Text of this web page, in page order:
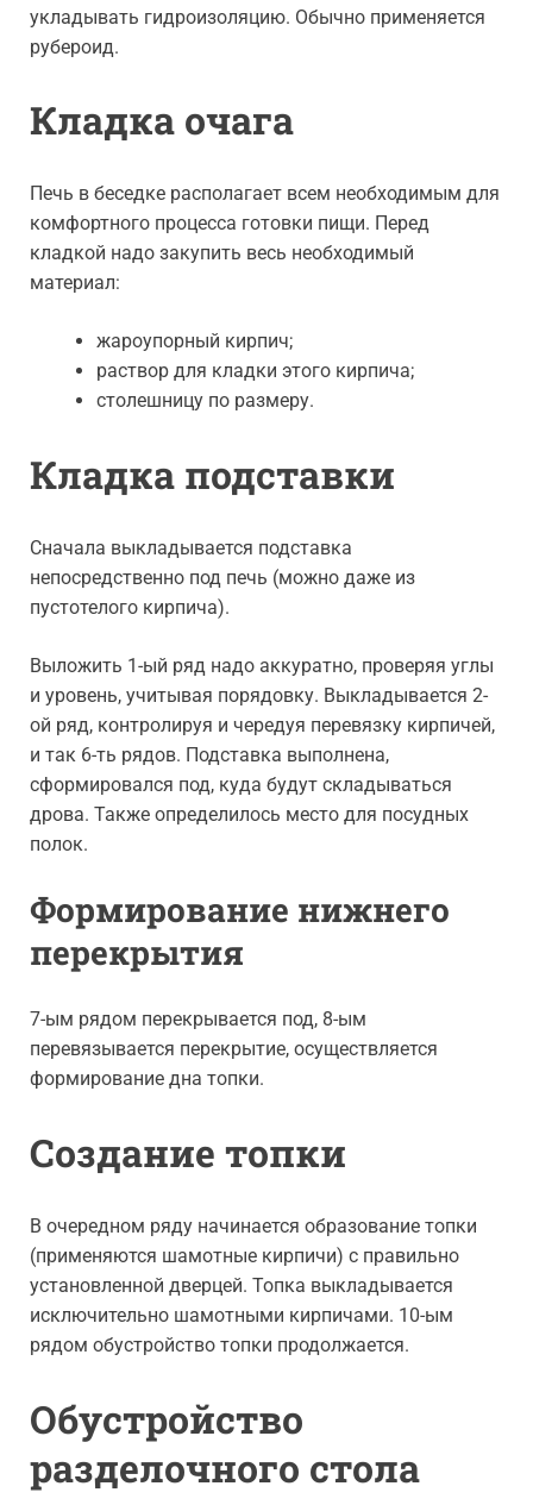
укладывать гидроизоляцию. Обычно применяется
рубероид.
Кладка очага
Печь в беседке располагает всем необходимым для
комфортного процесса готовки пищи. Перед
кладкой надо закупить весь необходимый
материал:
жароупорный кирпич;
раствор для кладки этого кирпича;
столешницу по размеру.
Кладка подставки
Сначала выкладывается подставка
непосредственно под печь (можно даже из
пустотелого кирпича).
Выложить 1-ый ряд надо аккуратно, проверяя углы
и уровень, учитывая порядовку. Выкладывается 2-
ой ряд, контролируя и чередуя перевязку кирпичей,
и так 6-ть рядов. Подставка выполнена,
сформировался под, куда будут складываться
дрова. Также определилось место для посудных
полок.
Формирование нижнего
перекрытия
7-ым рядом перекрывается под, 8-ым
перевязывается перекрытие, осуществляется
формирование дна топки.
Создание топки
В очередном ряду начинается образование топки
(применяются шамотные кирпичи) с правильно
установленной дверцей. Топка выкладывается
исключительно шамотными кирпичами. 10-ым
рядом обустройство топки продолжается.
Обустройство
разделочного стола